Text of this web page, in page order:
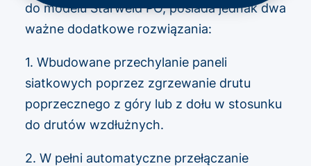
do modelu Starweld PO, posiada jednak dwa
ważne dodatkowe rozwiązania:
1. Wbudowane przechylanie paneli
siatkowych poprzez zgrzewanie drutu
poprzecznego z góry lub z dołu w stosunku
do drutów wzdłużnych.
2. W pełni automatyczne przełączanie